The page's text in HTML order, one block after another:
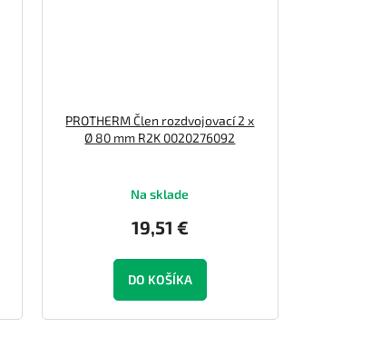
PROTHERM Člen rozdvojovací 2 x
Ø 80 mm R2K 0020276092
Na sklade
19,51 €
DO KOŠÍKA